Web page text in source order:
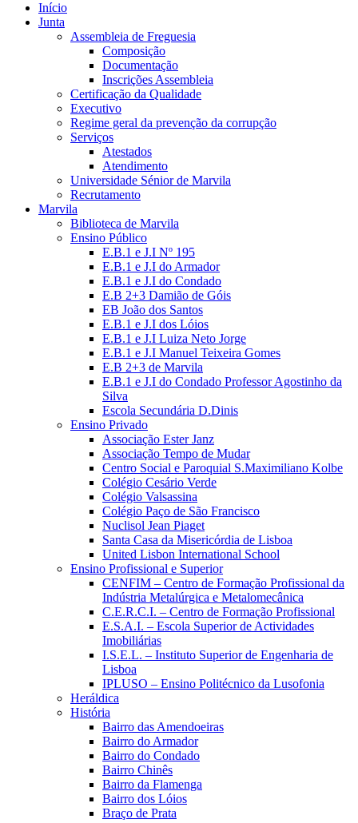
Início
Junta
Assembleia de Freguesia
Composição
Documentação
Inscrições Assembleia
Certificação da Qualidade
Executivo
Regime geral da prevenção da corrupção
Serviços
Atestados
Atendimento
Universidade Sénior de Marvila
Recrutamento
Marvila
Biblioteca de Marvila
Ensino Público
E.B.1 e J.I Nº 195
E.B.1 e J.I do Armador
E.B.1 e J.I do Condado
E.B 2+3 Damião de Góis
EB João dos Santos
E.B.1 e J.I dos Lóios
E.B.1 e J.I Luiza Neto Jorge
E.B.1 e J.I Manuel Teixeira Gomes
E.B 2+3 de Marvila
E.B.1 e J.I do Condado Professor Agostinho da
Silva
Escola Secundária D.Dinis
Ensino Privado
Associação Ester Janz
Associação Tempo de Mudar
Centro Social e Paroquial S.Maximiliano Kolbe
Colégio Cesário Verde
Colégio Valsassina
Colégio Paço de São Francisco
Nuclisol Jean Piaget
Santa Casa da Misericórdia de Lisboa
United Lisbon International School
Ensino Profissional e Superior
CENFIM – Centro de Formação Profissional da
Indústria Metalúrgica e Metalomecânica
C.E.R.C.I. – Centro de Formação Profissional
E.S.A.I. – Escola Superior de Actividades
Imobiliárias
I.S.E.L. – Instituto Superior de Engenharia de
Lisboa
IPLUSO – Ensino Politécnico da Lusofonia
Heráldica
História
Bairro das Amendoeiras
Bairro do Armador
Bairro do Condado
Bairro Chinês
Bairro da Flamenga
Bairro dos Lóios
Braço de Prata